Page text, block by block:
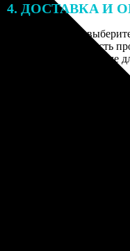
4. ДОСТАВКА И
Введите адрес и
заказа. Если у вас есть
его в специальное поле